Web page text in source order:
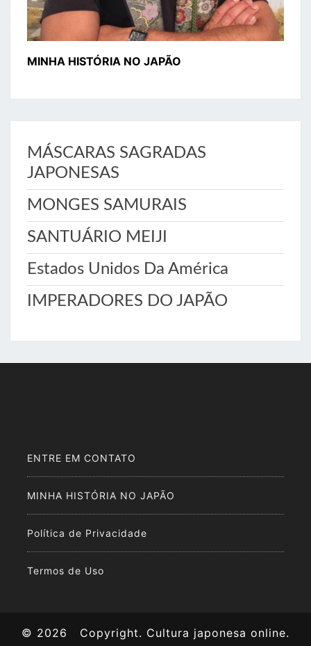
MINHA HISTÓRIA NO JAPÃO
MÁSCARAS SAGRADAS
JAPONESAS
MONGES SAMURAIS
SANTUÁRIO MEIJI
Estados Unidos Da América
IMPERADORES DO JAPÃO
ENTRE EM CONTATO
MINHA HISTÓRIA NO JAPÃO
Política de Privacidade
Termos de Uso
© 2026
Copyright. Cultura japonesa online.